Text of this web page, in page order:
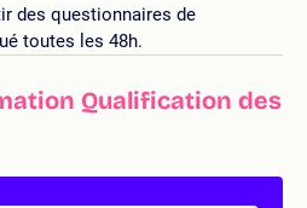
des questionnaires de
toutes les 48h.
Qualification des